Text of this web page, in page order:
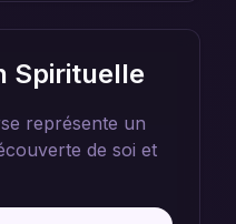
Spirituelle
représente un
de soi et